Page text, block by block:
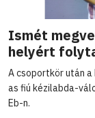
Ismét
helyért
A csoportkör után
as fiú kézilabda-
Eb-n.